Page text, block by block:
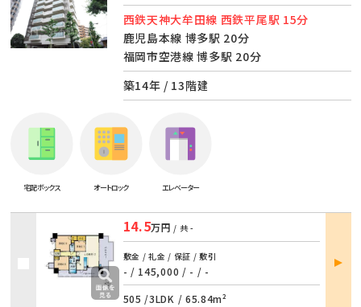
西鉄天神大牟田線 西鉄平尾駅 15分
鹿児島本線 博多駅 20分
福岡市空港線 博多駅 20分
築14年 / 13階建
宅配ボックス オートロック エレベーター
14.5万円 / 共-
敷金 / 礼金 / 保証 / 敷引
- / 145,000 / - / -
505 /3LDK / 65.84m²
部屋
詳細